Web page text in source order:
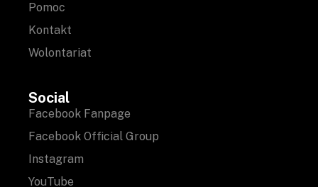
Pomoc
Kontakt
Wolontariat
Social
Facebook Fanpage
Facebook Official Group
Instagram
YouTube